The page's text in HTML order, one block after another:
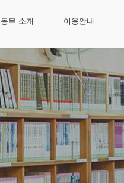
무 소개 이용안내